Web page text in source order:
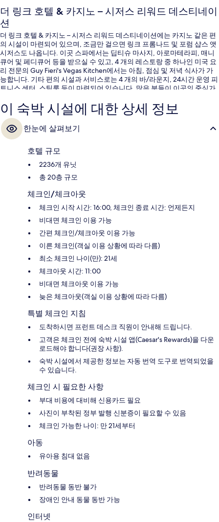
더 링크 호텔 & 카지노 – 시저스 리워드 데스티네이
션
더 링크 호텔 & 카지노 – 시저스 리워드 데스티네이션에는 카지노 같은 편
의 시설이 마련되어 있으며, 조금만 걸으면 링크 프롬나드 및 포럼 샵스 앳
시저스도 나옵니다. 이곳 스파에서는 딥티슈 마사지, 아로마테라피, 매니
큐어 및 페디큐어 등을 받으실 수 있고, 4 개의 레스토랑 중 하나인 미국 요
리 전문의 Guy Fieri's Vegas Kitchen에서는 아침, 점심 및 저녁 식사가 가
능합니다. 기타 편의 시설과 서비스로는 4 개의 바/라운지, 24시간 운영 피
트니스 센터, 스팀룸 등이 마련되어 있습니다. 많은 분들이 이곳의 중심가
서 도보로 6분, Flamingo - Caesars Palace 모노레일 역에서는 8분 거리에
있어 대중 교통편을 이용하기 편리합니다.
이 숙박 시설에 대한 상세 정보
한눈에 살펴보기
호텔 규모
2236개 유닛
총 20층 규모
체크인/체크아웃
체크인 시작 시간: 16:00, 체크인 종료 시간: 언제든지
비대면 체크인 이용 가능
간편 체크인/체크아웃 이용 가능
이른 체크인(객실 이용 상황에 따라 다름)
최소 체크인 나이(만): 21세
체크아웃 시간: 11:00
비대면 체크아웃 이용 가능
늦은 체크아웃(객실 이용 상황에 따라 다름)
특별 체크인 지침
도착하시면 프런트 데스크 직원이 안내해 드립니다.
고객은 체크인 전에 숙박 시설 앱(Caesar's Rewards)을 다운
로드해야 합니다(권장 사항).
숙박 시설에서 제공한 정보는 자동 번역 도구로 번역되었을
수 있습니다.
체크인 시 필요한 사항
부대 비용에 대비해 신용카드 필요
사진이 부착된 정부 발행 신분증이 필요할 수 있음
체크인 가능한 나이: 만 21세부터
아동
유아용 침대 없음
반려동물
반려동물 동반 불가
장애인 안내 동물 동반 가능
인터넷